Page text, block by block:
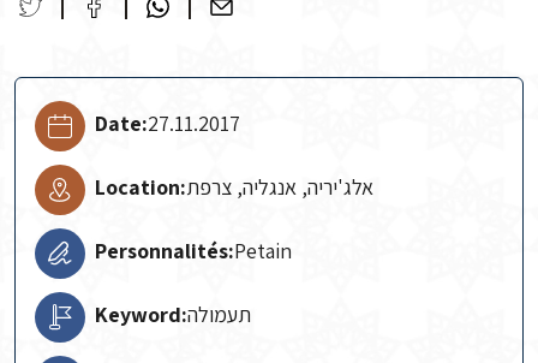
Date:27.11.2017
Location:אלג'יריה, אנגליה, צרפת
Personnalités:Petain
Keyword:תעמולה